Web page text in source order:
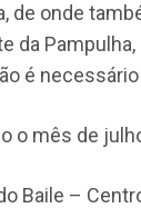
de onde
da
é
o mês de
Baile –